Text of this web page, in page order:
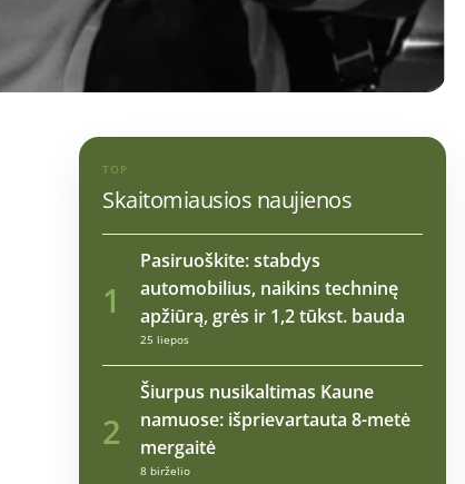
TOP
Skaitomiausios naujienos
1
Pasiruoškite: stabdys
automobilius, naikins techninę
apžiūrą, grės ir 1,2 tūkst. bauda
25 liepos
2
Šiurpus nusikaltimas Kaune
namuose: išprievartauta 8-metė
mergaitė
8 birželio